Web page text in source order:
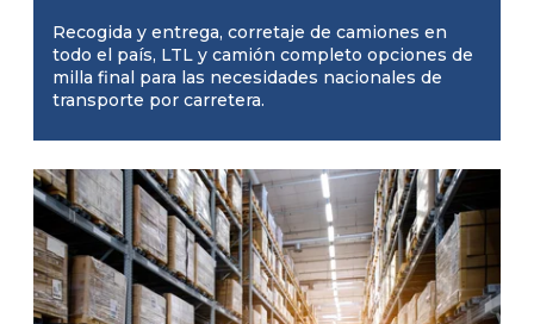
Recogida y entrega, corretaje de camiones en
todo el país, LTL y camión completo opciones de
milla final para las necesidades nacionales de
transporte por carretera.